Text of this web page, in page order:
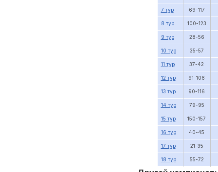
7 тур 69-117
8 тур 100-123
9 тур 28-56
10 тур 35-57
11 тур 37-42
12 тур 91-106
13 тур 90-116
14 тур 79-95
15 тур 150-157
16 тур 40-45
17 тур 21-35
18 тур 55-72